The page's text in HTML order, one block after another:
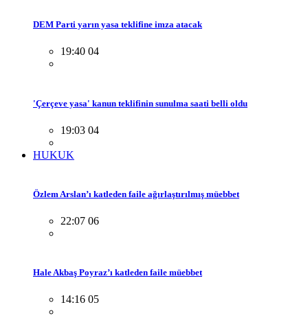
DEM Parti yarın yasa teklifine imza atacak
19:40 04
'Çerçeve yasa' kanun teklifinin sunulma saati belli oldu
19:03 04
HUKUK
Özlem Arslan’ı katleden faile ağırlaştırılmış müebbet
22:07 06
Hale Akbaş Poyraz’ı katleden faile müebbet
14:16 05